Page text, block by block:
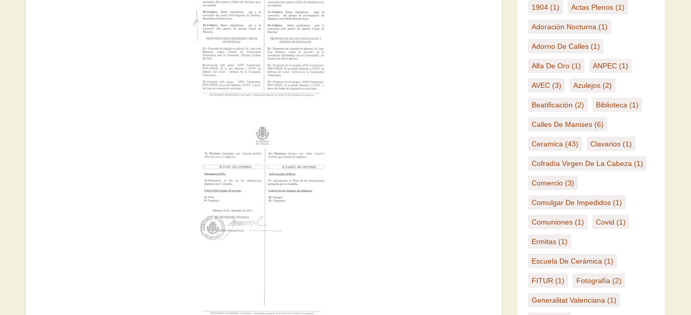
1904(1) Actas Plenos(1)
Adoración Nocturna (1)
Adorno De Calles(1)
Alfa De Oro(1) ANPEC(1)
AVEC(3) Azulejos(2)
Beatificación (2) Biblioteca (1)
Calles De Manises(6)
Ceramica (43) Clavarios(1)
Cofradía Virgen De La Cabeza (1)
Comercio(3)
Comulgar De Impedidos(1)
Comuniones(1) Covid (1)
Ermitas(1)
Escuela De Cerámica (1)
FITUR (1) Fotografía (2)
Generalitat Valenciana (1)